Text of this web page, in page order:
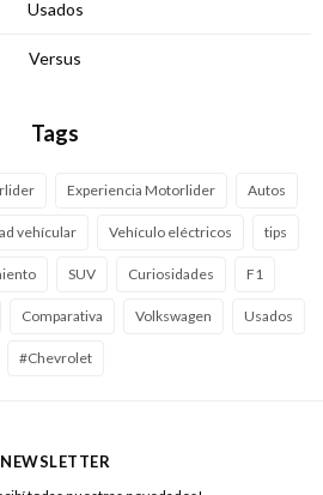
Usados
Versus
Tags
Experiencia Motorlider Autos
vehícular Vehículo eléctricos tips
SUV Curiosidades F1
Comparativa Volkswagen Usados
#Chevrolet
NEWSLETTER